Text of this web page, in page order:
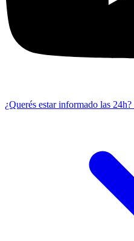
¿Querés estar informado las 24h?